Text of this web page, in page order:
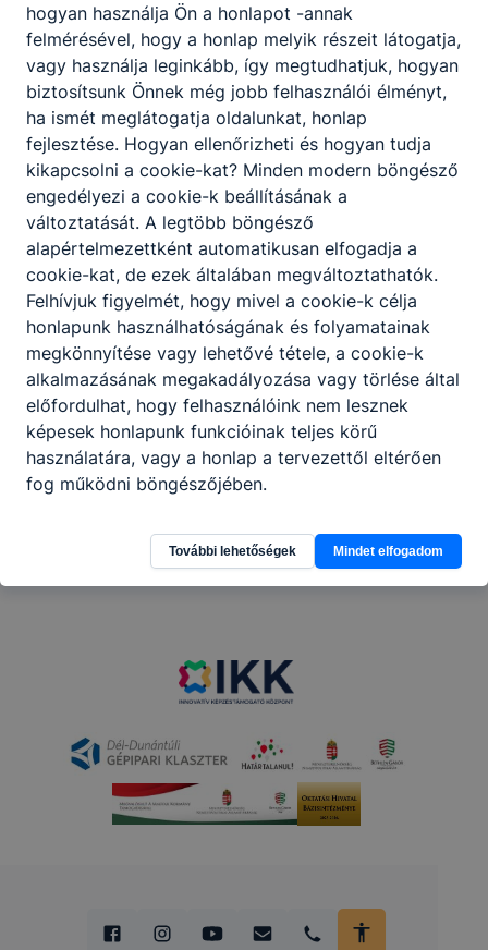
Tevékenységre, működésre vonatkozó adatok
Letöltés
Gazdálkodási adatok
Archívum
Partnereink
hogyan használja Ön a honlapot -annak
felmérésével, hogy a honlap melyik részeit látogatja,
vagy használja leginkább, így megtudhatjuk, hogyan
biztosítsunk Önnek még jobb felhasználói élményt,
ha ismét meglátogatja oldalunkat, honlap
fejlesztése. Hogyan ellenőrizheti és hogyan tudja
kikapcsolni a cookie-kat? Minden modern böngésző
engedélyezi a cookie-k beállításának a
változtatását. A legtöbb böngésző
alapértelmezettként automatikusan elfogadja a
cookie-kat, de ezek általában megváltoztathatók.
Felhívjuk figyelmét, hogy mivel a cookie-k célja
honlapunk használhatóságának és folyamatainak
megkönnyítése vagy lehetővé tétele, a cookie-k
alkalmazásának megakadályozása vagy törlése által
előfordulhat, hogy felhasználóink nem lesznek
képesek honlapunk funkcióinak teljes körű
használatára, vagy a honlap a tervezettől eltérően
fog működni böngészőjében.
További lehetőségek Mindet elfogadom